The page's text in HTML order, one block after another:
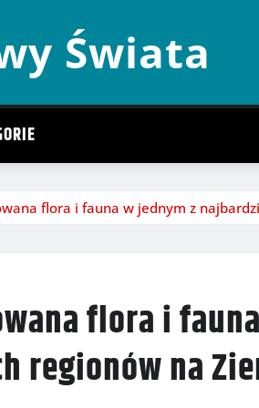
Świata
flora i fauna w jednym z
flora i
regionów na